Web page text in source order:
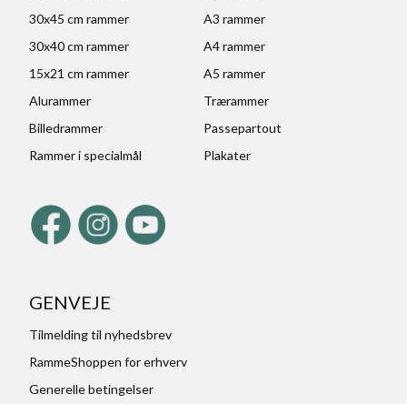
30x45 cm rammer
A3 rammer
30x40 cm rammer
A4 rammer
15x21 cm rammer
A5 rammer
Alurammer
Trærammer
Billedrammer
Passepartout
Rammer i specialmål
Plakater
GENVEJE
Tilmelding til nyhedsbrev
RammeShoppen for erhverv
Generelle betingelser